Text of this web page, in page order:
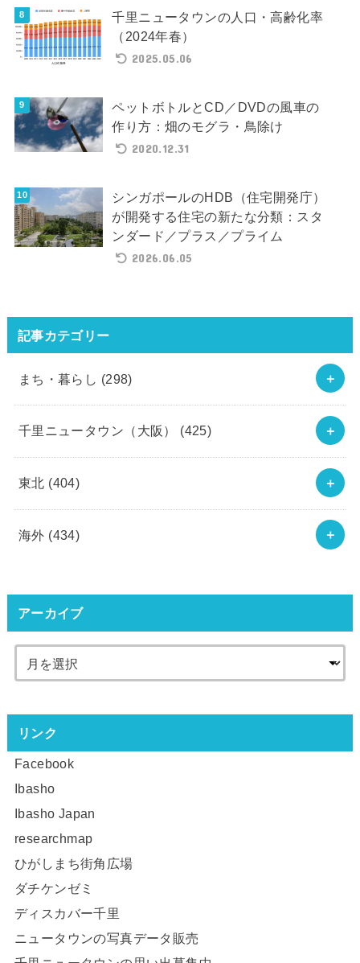
千里ニュータウンの人口・高齢化率
（2024年春）
2025.05.06
ペットボトルとCD／DVDの風車の
作り方：畑のモグラ・鳥除け
2020.12.31
シンガポールのHDB（住宅開発庁）
が開発する住宅の新たな分類：スタ
ンダード／プラス／プライム
2026.06.05
記事カテゴリー
まち・暮らし (298)
千里ニュータウン（大阪） (425)
東北 (404)
海外 (434)
アーカイブ
リンク
Facebook
Ibasho
Ibasho Japan
researchmap
ひがしまち街角広場
ダチケンゼミ
ディスカバー千里
ニュータウンの写真データ販売